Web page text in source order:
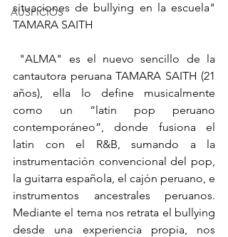
AUSPICIOS
situaciones de bullying en la escuela"
TAMARA SAITH
"ALMA" es el nuevo sencillo de la
cantautora peruana TAMARA SAITH (21
años), ella lo define musicalmente
como un “latin pop peruano
contemporáneo”, donde fusiona el
latin con el R&B, sumando a la
instrumentación convencional del pop,
la guitarra española, el cajón peruano, e
instrumentos ancestrales peruanos.
Mediante el tema nos retrata el bullying
desde una experiencia propia, nos